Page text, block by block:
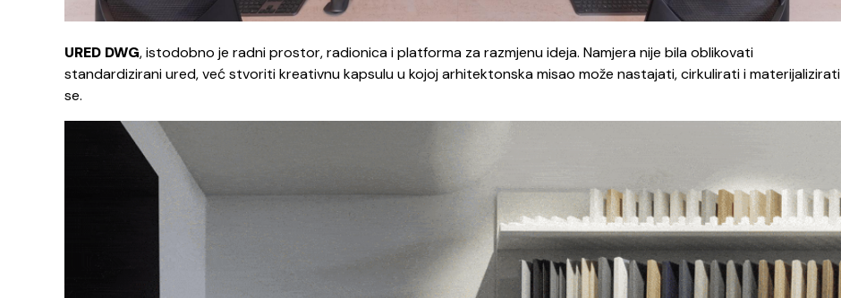
URED DWG, istodobno je radni prostor, radionica i platforma za razmjenu ideja. Namjera nije bila oblikovati
standardizirani ured, već stvoriti kreativnu kapsulu u kojoj arhitektonska misao može nastajati, cirkulirati i materijalizirati
se.